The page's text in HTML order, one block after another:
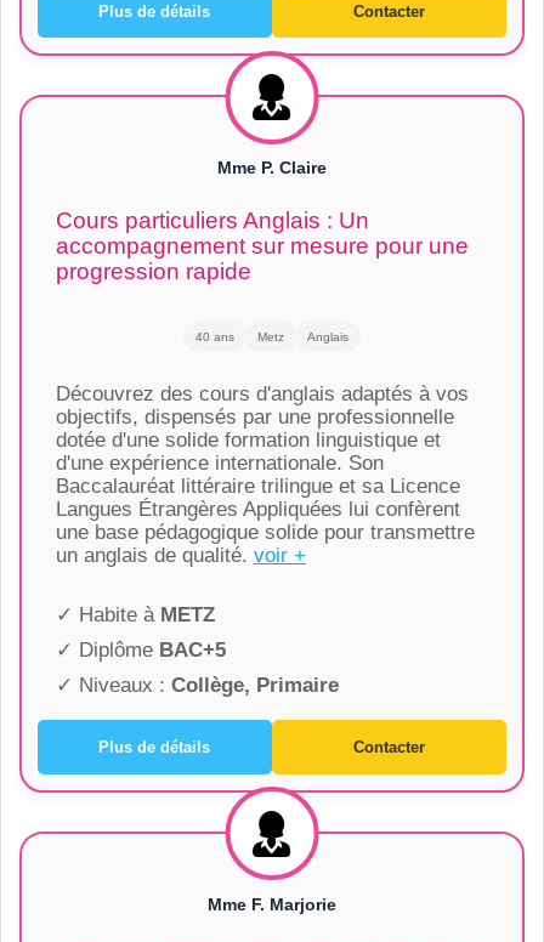
Plus de détails Contacter
Mme P. Claire
Cours particuliers Anglais : Un
accompagnement sur mesure pour une
progression rapide
40 ans Metz Anglais
Découvrez des cours d'anglais adaptés à vos
objectifs, dispensés par une professionnelle
dotée d'une solide formation linguistique et
d'une expérience internationale. Son
Baccalauréat littéraire trilingue et sa Licence
Langues Étrangères Appliquées lui confèrent
une base pédagogique solide pour transmettre
un anglais de qualité. voir +
✓ Habite à METZ
✓ Diplôme BAC+5
✓ Niveaux : Collège, Primaire
Plus de détails Contacter
Mme F. Marjorie